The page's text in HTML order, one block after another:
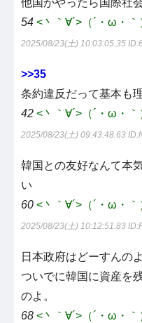
他国がやったら国際社
54 <丶｀∀´>（´・ω・
2025/08/23(土) 10:03:05.35
>>35
条約違反だって基本も
42 <丶｀∀´>（´・ω・
2025/08/23(土) 09:43:48.63
韓国との友好なんて本
い
60 <丶｀∀´>（´・ω・
2025/08/23(土) 10:12:51.83
日本政府はどーすんの
ついでに韓国に資産を
のよ。
68 <丶｀∀´>（´・ω・